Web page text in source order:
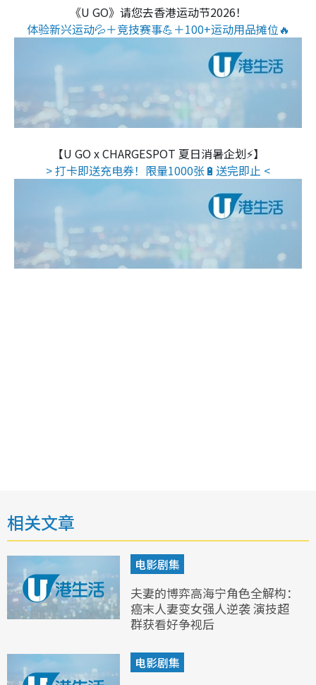
《U GO》请您去香港运动节2026！
体验新兴运动💦＋竞技赛事💪＋100+运动用品摊位🔥
【U GO x CHARGESPOT 夏日消暑企划⚡】
> 打卡即送充电券！限量1000张🔋送完即止 <
相关文章
电影剧集
夫妻的博弈高海宁角色全解构：
癌末人妻变女强人逆袭 演技超
群获看好争视后
电影剧集